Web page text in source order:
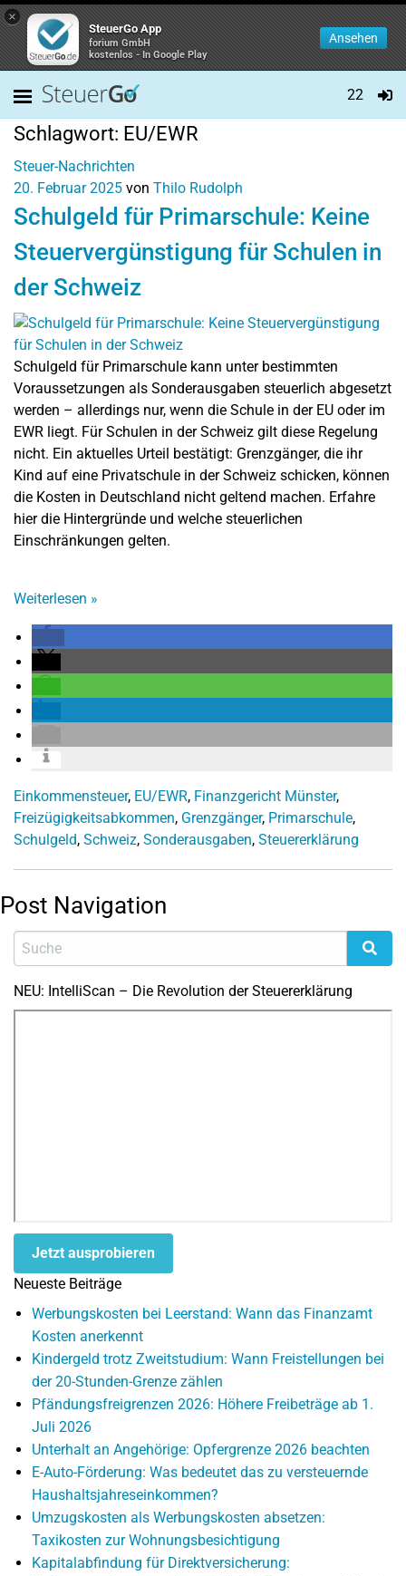
×
SteuerGo App
forium GmbH
kostenlos - In Google Play
Ansehen
22
Schlagwort: EU/EWR
Steuer-Nachrichten
20. Februar 2025 von Thilo Rudolph
Schulgeld für Primarschule: Keine
Steuervergünstigung für Schulen in
der Schweiz
Schulgeld für Primarschule kann unter bestimmten
Voraussetzungen als Sonderausgaben steuerlich abgesetzt
werden – allerdings nur, wenn die Schule in der EU oder im
EWR liegt. Für Schulen in der Schweiz gilt diese Regelung
nicht. Ein aktuelles Urteil bestätigt: Grenzgänger, die ihr
Kind auf eine Privatschule in der Schweiz schicken, können
die Kosten in Deutschland nicht geltend machen. Erfahre
hier die Hintergründe und welche steuerlichen
Einschränkungen gelten.
Weiterlesen »
Einkommensteuer, EU/EWR, Finanzgericht Münster,
Freizügigkeitsabkommen, Grenzgänger, Primarschule,
Schulgeld, Schweiz, Sonderausgaben, Steuererklärung
Post Navigation
NEU: IntelliScan – Die Revolution der Steuererklärung
Jetzt ausprobieren
Neueste Beiträge
Werbungskosten bei Leerstand: Wann das Finanzamt
Kosten anerkennt
Kindergeld trotz Zweitstudium: Wann Freistellungen bei
der 20-Stunden-Grenze zählen
Pfändungsfreigrenzen 2026: Höhere Freibeträge ab 1.
Juli 2026
Unterhalt an Angehörige: Opfergrenze 2026 beachten
E-Auto-Förderung: Was bedeutet das zu versteuernde
Haushaltsjahreseinkommen?
Umzugskosten als Werbungskosten absetzen:
Taxikosten zur Wohnungsbesichtigung
Kapitalabfindung für Direktversicherung: